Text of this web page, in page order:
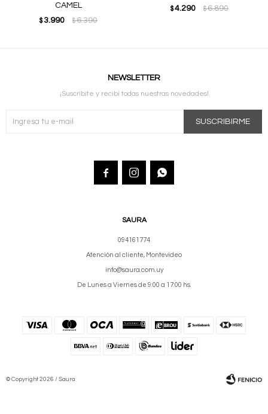
CAMEL
$3.990 $6.390
$4.290 $6.890
SAURA
094161774
Atención al cliente, Montevideo
info@saura.com.uy
De Lunes a Viernes de 9:00 a 17:00 hs.
NEWSLETTER
¡Suscribite y recibí todas nuestras novedades!
SUSCRIBIRME
  
© Copyright 2026 / Saura